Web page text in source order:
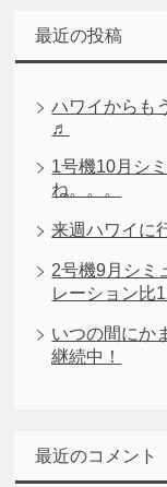
最近の投稿
ハワイからも
♬
1号機10月シ
ね。。。
来週ハワイに
2号機9月シミ
レーション比
いつの間にか
継続中！
最近のコメント